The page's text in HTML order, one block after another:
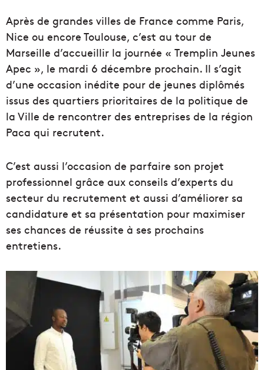
Après de grandes villes de France comme Paris,
Nice ou encore Toulouse, c’est au tour de
Marseille d’accueillir la journée « Tremplin Jeunes
Apec », le mardi 6 décembre prochain. Il s’agit
d’une occasion inédite pour de jeunes diplômés
issus des quartiers prioritaires de la politique de
la Ville de rencontrer des entreprises de la région
Paca qui recrutent.
C’est aussi l’occasion de parfaire son projet
professionnel grâce aux conseils d’experts du
secteur du recrutement et aussi d’améliorer sa
candidature et sa présentation pour maximiser
ses chances de réussite à ses prochains
entretiens.